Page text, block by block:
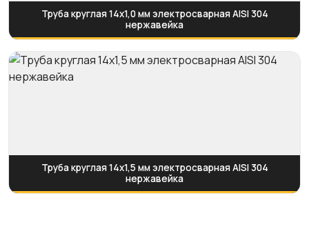
Труба круглая 14х1,0 мм электросварная AISI 304
нержавейка
Труба круглая 14х1,5 мм электросварная AISI 304
нержавейка